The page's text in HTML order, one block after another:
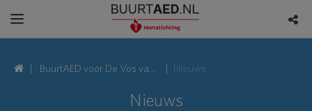
BuurtAED voor De Vos van
Steenwijkstraat, 7957 de
Nieuws
Nieuws